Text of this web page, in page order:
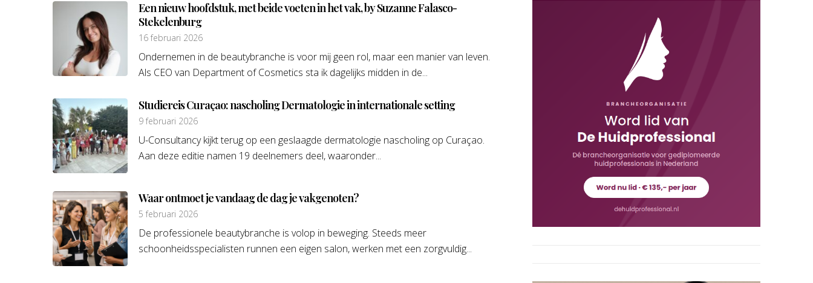
Een nieuw hoofdstuk, met beide voeten in het vak, by Suzanne Falasco-
Stekelenburg
16 februari 2026
Ondernemen in de beautybranche is voor mij geen rol, maar een manier van leven.
Als CEO van Department of Cosmetics sta ik dagelijks midden in de...
Studiereis Curaçao: nascholing Dermatologie in internationale setting
9 februari 2026
U-Consultancy kijkt terug op een geslaagde dermatologie nascholing op Curaçao.
Aan deze editie namen 19 deelnemers deel, waaronder...
Waar ontmoet je vandaag de dag je vakgenoten?
5 februari 2026
De professionele beautybranche is volop in beweging. Steeds meer
schoonheidsspecialisten runnen een eigen salon, werken met een zorgvuldig...